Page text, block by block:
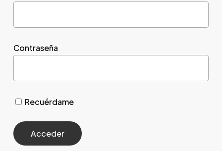
Contraseña
Recuérdame